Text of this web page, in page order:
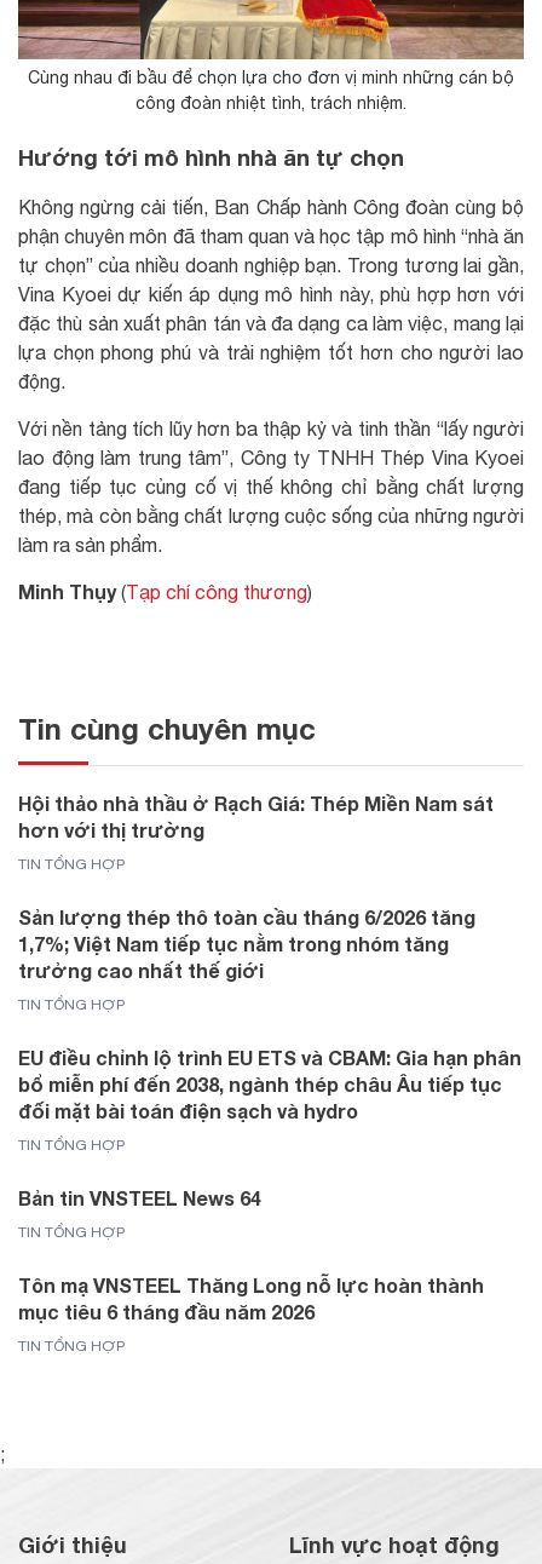
Cùng nhau đi bầu để chọn lựa cho đơn vị minh những cán bộ
công đoàn nhiệt tình, trách nhiệm.
Hướng tới mô hình nhà ăn tự chọn
Không ngừng cải tiến, Ban Chấp hành Công đoàn cùng bộ
phận chuyên môn đã tham quan và học tập mô hình “nhà ăn
tự chọn” của nhiều doanh nghiệp bạn. Trong tương lai gần,
Vina Kyoei dự kiến áp dụng mô hình này, phù hợp hơn với
đặc thù sản xuất phân tán và đa dạng ca làm việc, mang lại
lựa chọn phong phú và trải nghiệm tốt hơn cho người lao
động.
Với nền tảng tích lũy hơn ba thập kỷ và tinh thần “lấy người
lao động làm trung tâm”, Công ty TNHH Thép Vina Kyoei
đang tiếp tục củng cố vị thế không chỉ bằng chất lượng
thép, mà còn bằng chất lượng cuộc sống của những người
làm ra sản phẩm.
Minh Thụy(Tạp chí công thương)
Tin cùng chuyên mục
Hội thảo nhà thầu ở Rạch Giá: Thép Miền Nam sát
hơn với thị trường
TIN TỔNG HỢP
Sản lượng thép thô toàn cầu tháng 6/2026 tăng
1,7%; Việt Nam tiếp tục nằm trong nhóm tăng
trưởng cao nhất thế giới
TIN TỔNG HỢP
EU điều chỉnh lộ trình EU ETS và CBAM: Gia hạn phân
bổ miễn phí đến 2038, ngành thép châu Âu tiếp tục
đối mặt bài toán điện sạch và hydro
TIN TỔNG HỢP
Bản tin VNSTEEL News 64
TIN TỔNG HỢP
Tôn mạ VNSTEEL Thăng Long nỗ lực hoàn thành
mục tiêu 6 tháng đầu năm 2026
TIN TỔNG HỢP
;
Giới thiệu Lĩnh vực hoạt động